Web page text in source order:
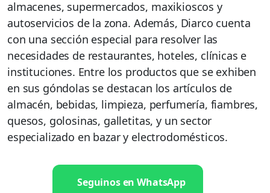
almacenes, supermercados, maxikioscos y
autoservicios de la zona. Además, Diarco cuenta
con una sección especial para resolver las
necesidades de restaurantes, hoteles, clínicas e
instituciones. Entre los productos que se exhiben
en sus góndolas se destacan los artículos de
almacén, bebidas, limpieza, perfumería, fiambres,
quesos, golosinas, galletitas, y un sector
especializado en bazar y electrodomésticos.
Seguinos en WhatsApp